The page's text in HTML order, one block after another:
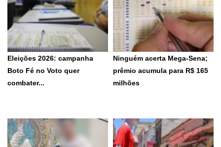
Eleições 2026: campanha
Boto Fé no Voto quer
combater...
de fé e entidades ecumênicas
Combater...
7 de agosto de 2026
Ninguém acerta Mega-Sena;
prêmio acumula para R$ 165
milhões
21 - 24 -...
7 de agosto de 2026